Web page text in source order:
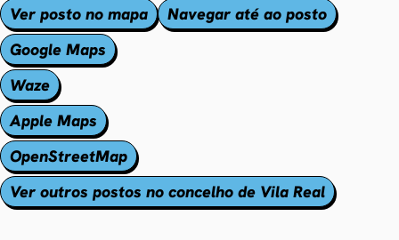
Ver posto no mapa
Navegar até ao posto
Google Maps
Waze
Apple Maps
OpenStreetMap
Ver outros postos no concelho de Vila Real